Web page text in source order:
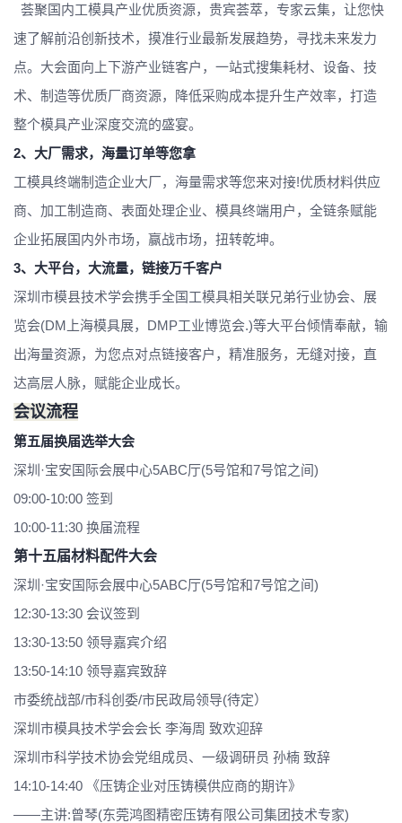
荟聚国内工模具产业优质资源，贵宾荟萃，专家云集，让您快
速了解前沿创新技术，摸准行业最新发展趋势，寻找未来发力
点。大会面向上下游产业链客户，一站式搜集耗材、设备、技
术、制造等优质厂商资源，降低采购成本提升生产效率，打造
整个模具产业深度交流的盛宴。
2、大厂需求，海量订单等您拿
工模具终端制造企业大厂，海量需求等您来对接!优质材料供应
商、加工制造商、表面处理企业、模具终端用户，全链条赋能
企业拓展国内外市场，赢战市场，扭转乾坤。
3、大平台，大流量，链接万千客户
深圳市模县技术学会携手全国工模具相关联兄弟行业协会、展
览会(DM上海模具展，DMP工业博览会.)等大平台倾情奉献，输
出海量资源，为您点对点链接客户，精准服务，无缝对接，直
达高层人脉，赋能企业成长。
会议流程
第五届换届选举大会
深圳·宝安国际会展中心5ABC厅(5号馆和7号馆之间)
09:00-10:00 签到
10:00-11:30 换届流程
第十五届材料配件大会
深圳·宝安国际会展中心5ABC厅(5号馆和7号馆之间)
12:30-13:30 会议签到
13:30-13:50 领导嘉宾介绍
13:50-14:10 领导嘉宾致辞
市委统战部/市科创委/市民政局领导(待定）
深圳市模具技术学会会长 李海周 致欢迎辞
深圳市科学技术协会党组成员、一级调研员 孙楠 致辞
14:10-14:40 《压铸企业对压铸模供应商的期许》
——主讲:曾琴(东莞鸿图精密压铸有限公司集团技术专家)